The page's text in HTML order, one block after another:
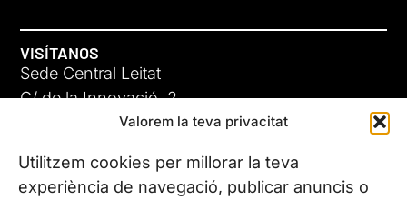
Valorem la teva privacitat
Utilitzem cookies per millorar la teva
experiència de navegació, publicar anuncis o
VISÍTANOS
Sede Central Leitat
C/ de la Innovació, 2
08225 Terrassa, (Barcelona)
Conoce todas nuestras sedes